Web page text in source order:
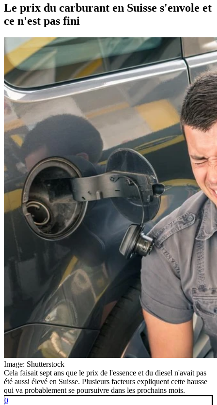
Le prix du carburant en Suisse s'envole et
ce n'est pas fini
Image: Shutterstock
Cela faisait sept ans que le prix de l'essence et du diesel n'avait pas
été aussi élevé en Suisse. Plusieurs facteurs expliquent cette hausse
qui va probablement se poursuivre dans les prochains mois.
0